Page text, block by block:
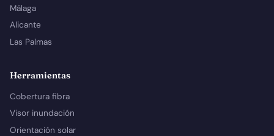
Málaga
Alicante
Las Palmas
Herramientas
Cobertura fibra
Visor inundación
Orientación solar